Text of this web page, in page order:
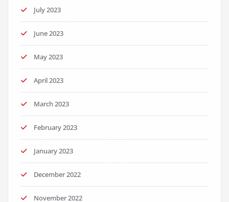
July 2023
June 2023
May 2023
April 2023
March 2023
February 2023
January 2023
December 2022
November 2022